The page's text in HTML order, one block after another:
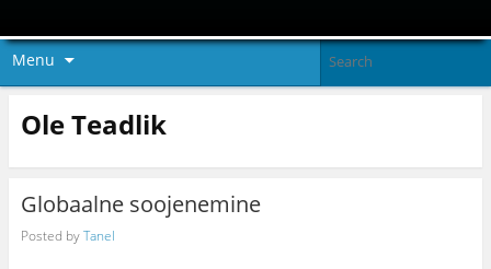
Menu
Ole Teadlik
Globaalne soojenemine
Posted byTanel